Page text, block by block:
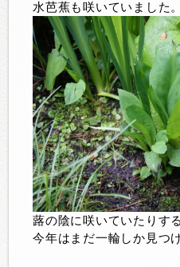
水芭蕉も咲いていました。
蕗の陰に咲いていたりす
今年はまだ一輪しか見つ